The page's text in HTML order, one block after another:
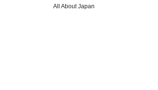
All About Japan